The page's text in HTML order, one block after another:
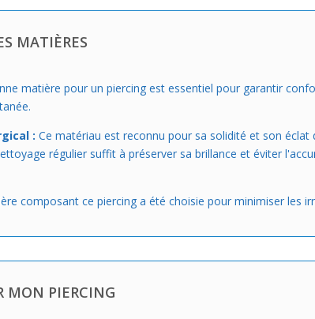
MATIÈRES
matière pour un piercing est essentiel pour garantir
: Ce matériau est reconnu pour sa solidité et son
régulier suffit à préserver sa brillance et éviter
composant ce piercing a été choisie pour minimiser
MON PIERCING